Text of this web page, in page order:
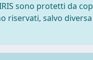
sono protetti da
riservati, salvo diversa